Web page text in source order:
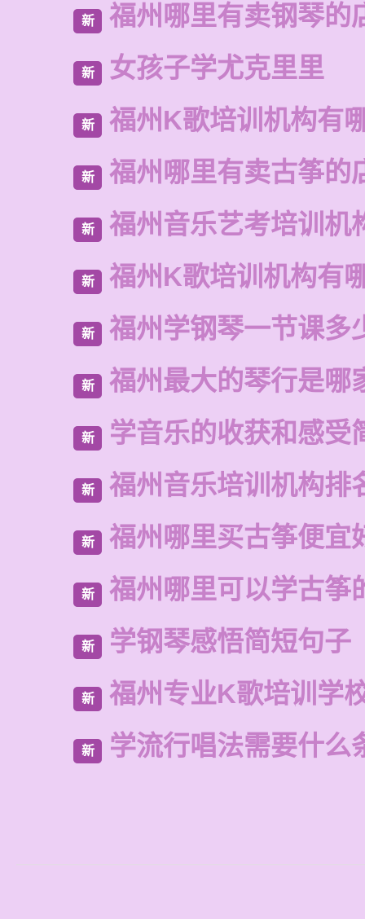
新 福州哪里有卖钢琴的
新 女孩子学尤克里里
新 福州K歌培训机构有
新 福州哪里有卖古筝的
新 福州音乐艺考培训机
新 福州K歌培训机构有
新 福州学钢琴一节课多
新 福州最大的琴行是哪
新 学音乐的收获和感受
新 福州音乐培训机构排
新 福州哪里买古筝便宜
新 福州哪里可以学古筝
新 学钢琴感悟简短句子
新 福州专业K歌培训学
新 学流行唱法需要什么